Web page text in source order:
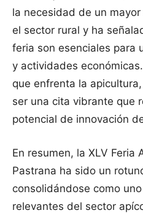
la necesidad de un
el sector rural y ha
feria son esenciales para
y actividades
que enfrenta la
ser una cita vibrante que
potencial de innovación
En resumen, la XLV Feria
Pastrana ha sido un
consolidándose como
relevantes del sector